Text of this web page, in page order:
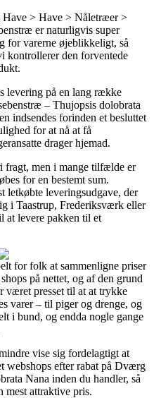
Have > Have > Nåletræer >
er naturligvis super
for varerne øjeblikkeligt, så
kontrollerer den forventede
levering på en lang række
– Thujopsis dolobrata
indsendes forinden et besluttet
for at nå at få
drager hjemad.
fragt, men i mange tilfælde er
for en bestemt sum.
letkøbte leveringsudgave, der
i Taastrup, Frederiksværk eller
at levere pakken til et
for folk at sammenligne priser
på nettet, og af den grund
været presset til at at trykke
varer – til piger og drenge, og
i bund, og endda nogle gange
vise sig fordelagtigt at
webshops efter rabat på Dværg
Nana inden du handler, så
mest attraktive pris.